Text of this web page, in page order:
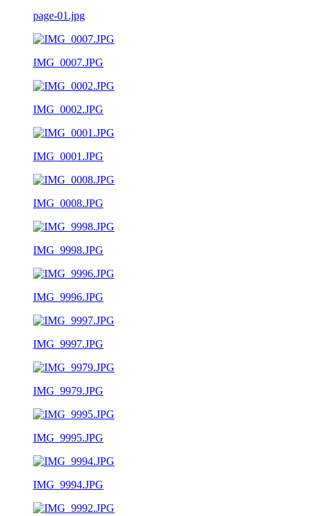
page-01.jpg
IMG_0007.JPG
IMG_0002.JPG
IMG_0001.JPG
IMG_0008.JPG
IMG_9998.JPG
IMG_9996.JPG
IMG_9997.JPG
IMG_9979.JPG
IMG_9995.JPG
IMG_9994.JPG